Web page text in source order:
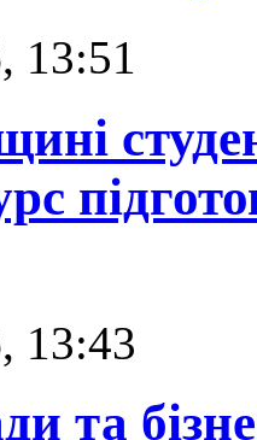
13:51
13:43
та